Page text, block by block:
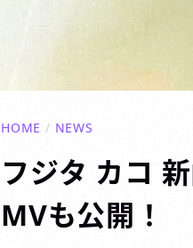
HOME / NEWS
フジタ カコ
MVも公開！